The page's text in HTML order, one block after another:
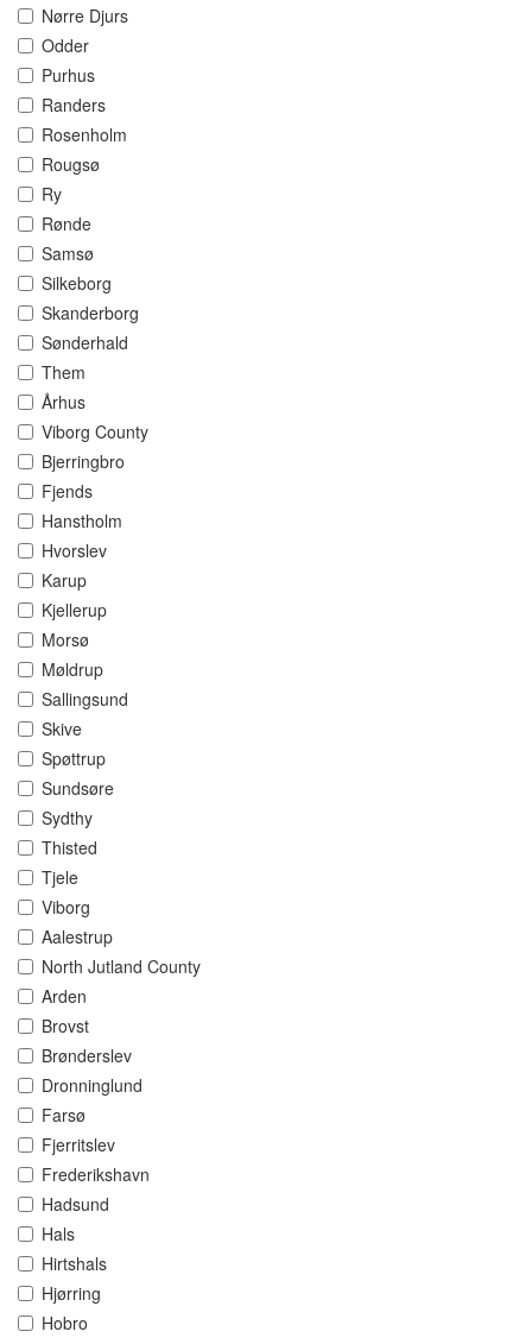
Nørre Djurs
Odder
Purhus
Randers
Rosenholm
Rougsø
Ry
Rønde
Samsø
Silkeborg
Skanderborg
Sønderhald
Them
Århus
Viborg County
Bjerringbro
Fjends
Hanstholm
Hvorslev
Karup
Kjellerup
Morsø
Møldrup
Sallingsund
Skive
Spøttrup
Sundsøre
Sydthy
Thisted
Tjele
Viborg
Aalestrup
North Jutland County
Arden
Brovst
Brønderslev
Dronninglund
Farsø
Fjerritslev
Frederikshavn
Hadsund
Hals
Hirtshals
Hjørring
Hobro